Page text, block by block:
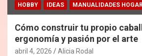
HOBBY IDEAS MANUALIDADES
Cómo construir tu propio
ergonomía y pasión por el arte
abril 4, 2026 Alicia Rodal